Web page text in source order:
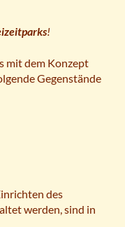
!
mit dem Konzept
Gegenstände
des
werden, sind in